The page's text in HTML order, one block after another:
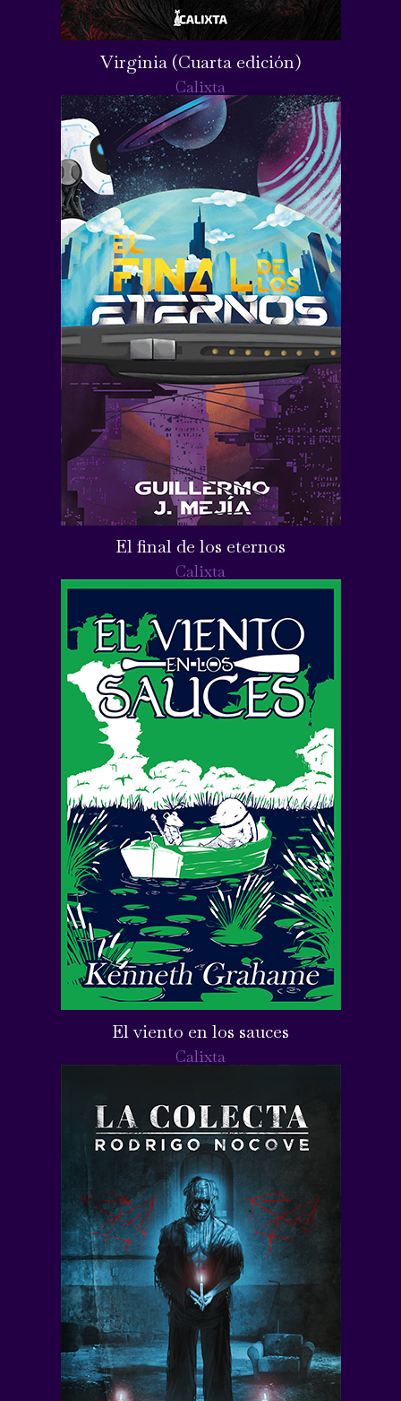
Virginia (Cuarta edición)
Calixta
El final de los eternos
Calixta
El viento en los sauces
Calixta